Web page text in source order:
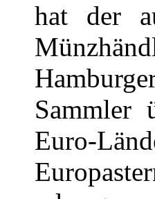
hat der
Sammler
Euro-